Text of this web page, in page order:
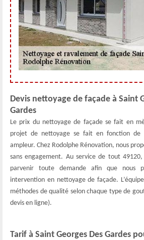
Devis nettoyage de façade à Saint
Gardes
Le prix du nettoyage de façade se fait en
projet de nettoyage se fait en fonction
ampleur. Chez Rodolphe Rénovation, nous
sans engagement. Au service de tout
parvenir toute demande afin que nous
intervention en nettoyage de façade.
méthodes de qualité selon chaque type de
devis en ligne).
Tarif à Saint Georges Des Gardes